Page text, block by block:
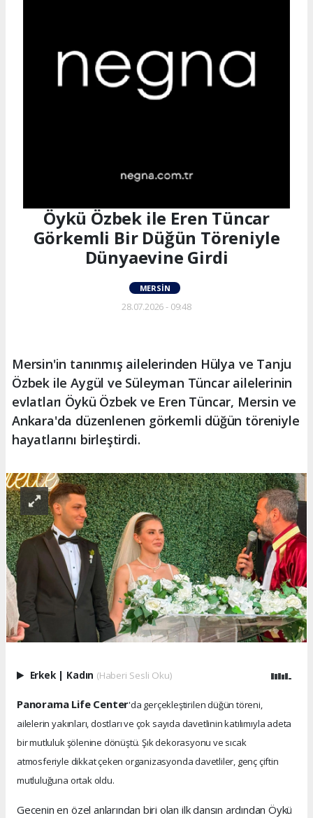
Öykü Özbek ile Eren Tüncar
Görkemli Bir Düğün Töreniyle
Dünyaevine Girdi
MERSIN
28.07.2026 - 09:48
Mersin'in tanınmış ailelerinden Hülya ve Tanju
Özbek ile Aygül ve Süleyman Tüncar ailelerinin
evlatları Öykü Özbek ve Eren Tüncar, Mersin ve
Ankara'da düzenlenen görkemli düğün töreniyle
hayatlarını birleştirdi.
Erkek | Kadın (Haberi Sesli Oku)
Panorama Life Center'da gerçekleştirilen düğün töreni,
ailelerin yakınları, dostları ve çok sayıda davetlinin katılımıyla adeta
bir mutluluk şölenine dönüştü. Şık dekorasyonu ve sıcak
atmosferiyle dikkat çeken organizasyonda davetliler, genç çiftin
mutluluğuna ortak oldu.
Gecenin en özel anlarından biri olan ilk dansın ardından Öykü